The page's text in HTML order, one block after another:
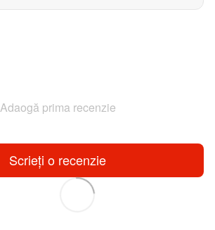
Adaogă prima recenzie
Scrieți o recenzie